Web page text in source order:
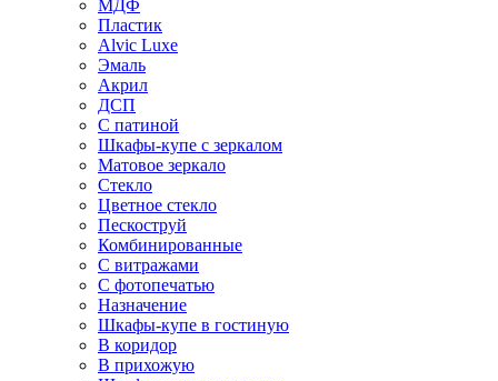
МДФ
Пластик
Alvic Luxe
Эмаль
Акрил
ДСП
С патиной
Шкафы-купе с зеркалом
Матовое зеркало
Стекло
Цветное стекло
Пескоструй
Комбинированные
С витражами
С фотопечатью
Назначение
Шкафы-купе в гостиную
В коридор
В прихожую